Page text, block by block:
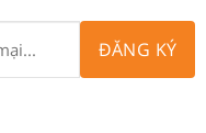
ĐĂNG KÝ